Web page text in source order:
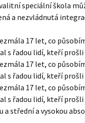
speciální škola
a nezvládnutá
17 let, co
s řadou lidí, kteří
17 let, co
s řadou lidí, kteří
17 let, co
s řadou lidí, kteří
a střední a vysokou